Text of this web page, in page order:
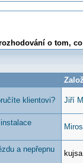
o tom,
klientovi? Jiří
a nepřepnu
kujsa